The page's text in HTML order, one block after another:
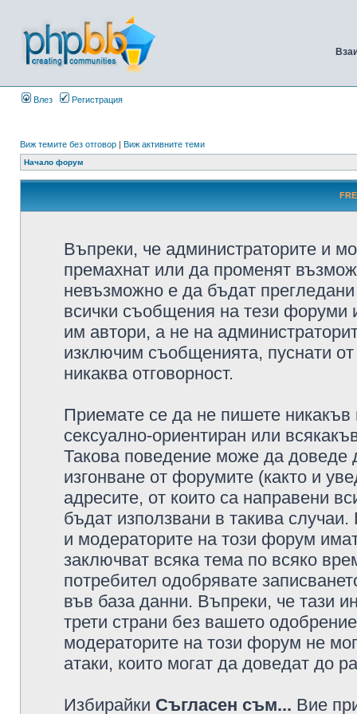
Влез Регистрация
Виж темите без отговор | Виж активните теми
Начало форум
Въпреки, че администраторите и
премахнат или да променят
невъзможно е да бъдат
всички съобщения на тези форуми
им автори, а не на
изключим съобщенията, пуснати
никаква отговорност.
Приемате се да не пишете никакъв
сексуално-ориентиран или
Такова поведение може да доведе
изгонване от форумите (както и
адресите, от които са направени
бъдат използвани в такива
и модераторите на този форум
заключват всяка тема по всяко
потребител одобрявате
във база данни. Въпреки, че тази
трети страни без вашето
модераторите на този форум не
атаки, които могат да доведат до
Избирайки Съгласен съм... Вие